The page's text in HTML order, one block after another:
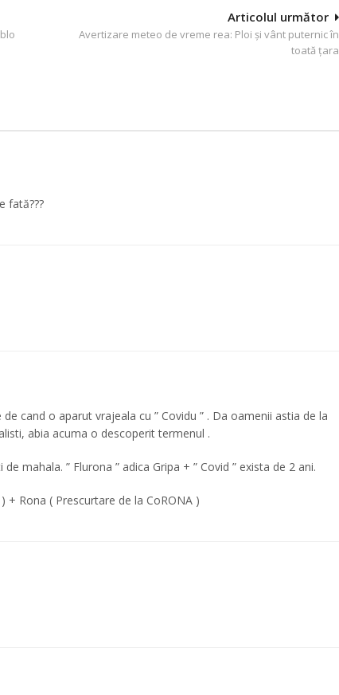
Articolul următor
Avertizare meteo de vreme rea: Ploi și vânt puternic în
toată țara
fată???
cand o aparut vrajeala cu ” Covidu ” . Da oamenii astia de la
abia acuma o descoperit termenul .
mahala. ” Flurona ” adica Gripa + ” Covid ” exista de 2 ani.
+ Rona ( Prescurtare de la CoRONA )